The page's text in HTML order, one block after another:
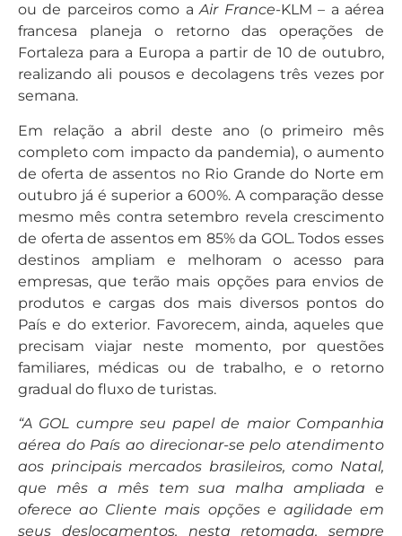
ou de parceiros como aAir France-KLM – a aérea
francesa planeja o retorno das operações de
Fortaleza para a Europa a partir de 10 de outubro,
realizando ali pousos e decolagens três vezes por
semana.
Em relação a abril deste ano (o primeiro mês
completo com impacto da pandemia), o aumento
de oferta de assentos no Rio Grande do Norte em
outubro já é superior a 600%. A comparação desse
mesmo mês contra setembro revela crescimento
de oferta de assentos em 85% da GOL. Todos esses
destinos ampliam e melhoram o acesso para
empresas, que terão mais opções para envios de
produtos e cargas dos mais diversos pontos do
País e do exterior. Favorecem, ainda, aqueles que
precisam viajar neste momento, por questões
familiares, médicas ou de trabalho, e o retorno
gradual do fluxo de turistas.
“A GOL cumpre seu papel de maior Companhia
aérea do País ao direcionar-se pelo atendimento
aos principais mercados brasileiros, como Natal,
que mês a mês tem sua malha ampliada e
oferece ao Cliente mais opções e agilidade em
seus deslocamentos, nesta retomada, sempre